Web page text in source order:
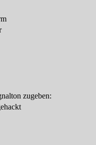
zugeben: